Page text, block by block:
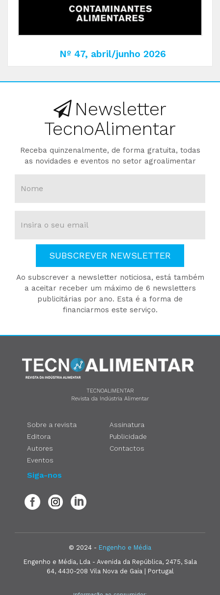
Nº 47, abril/junho 2026
Newsletter
TecnoAlimentar
Receba quinzenalmente, de forma gratuita, todas
as novidades e eventos no setor agroalimentar
SUBSCREVER NEWSLETTER
Ao subscrever a newsletter noticiosa, está também
a aceitar receber um máximo de 6 newsletters
publicitárias por ano. Esta é a forma de
financiarmos este serviço.
TECNOALIMENTAR
Revista da Indústria Alimentar
Sobre a revista
Editora
Autores
Eventos
Assinatura
Publicidade
Contactos
Siga-nos
© 2024 - Engenho e Média
Engenho e Média, Lda - Avenida da República, 2475, Sala
64, 4430-208 Vila Nova de Gaia | Portugal